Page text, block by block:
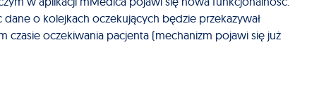
dane o kolejkach oczekujących będzie przekazywał
czasie oczekiwania pacjenta (mechanizm pojawi się już